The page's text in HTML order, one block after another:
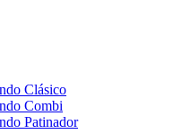
Clásico
Combi
Patinador